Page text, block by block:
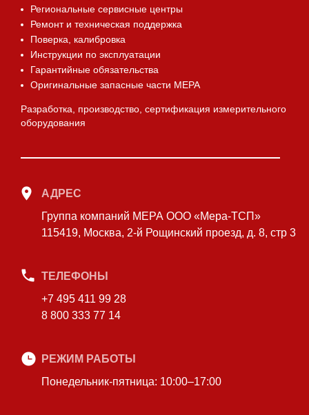
Региональные сервисные центры
Ремонт и техническая поддержка
Поверка, калибровка
Инструкции по эксплуатации
Гарантийные обязательства
Оригинальные запасные части МЕРА
Разработка, производство, сертификация измерительного
оборудования
АДРЕС
Группа компаний МЕРА ООО «Мера-ТСП»
115419, Москва, 2-й Рощинский проезд, д. 8, стр 3
ТЕЛЕФОНЫ
+7 495 411 99 28
8 800 333 77 14
РЕЖИМ РАБОТЫ
Понедельник-пятница: 10:00–17:00